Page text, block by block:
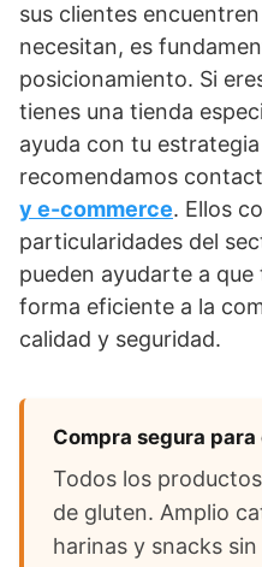
sus clientes
necesitan, es
posicionamiento. Si
tienes una tienda
ayuda con tu
recomendamos
y e-commerce. Ellos
particularidades del
pueden ayudarte a
forma eficiente a la
calidad y seguridad.
Compra segura
Todos los
de gluten. Amplio
harinas y snacks